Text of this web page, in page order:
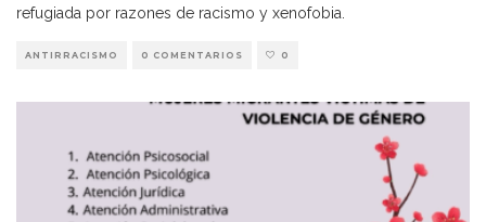
refugiada por razones de racismo y xenofobia.
ANTIRRACISMO 0 COMENTARIOS 0